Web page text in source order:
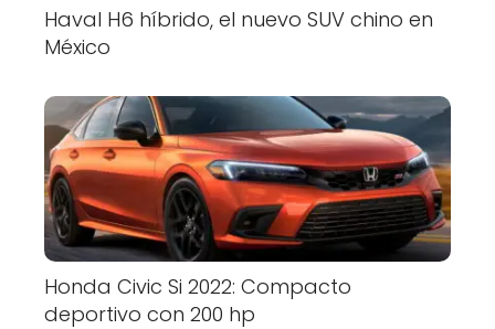
Haval H6 híbrido, el nuevo SUV chino en
México
Honda Civic Si 2022: Compacto
deportivo con 200 hp